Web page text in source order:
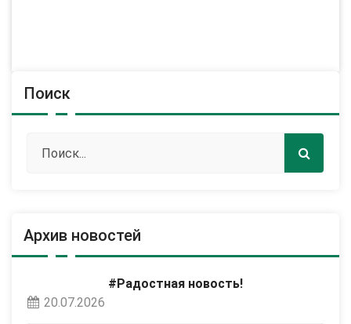
Поиск
Архив новостей
#Радостная новость!
20.07.2026